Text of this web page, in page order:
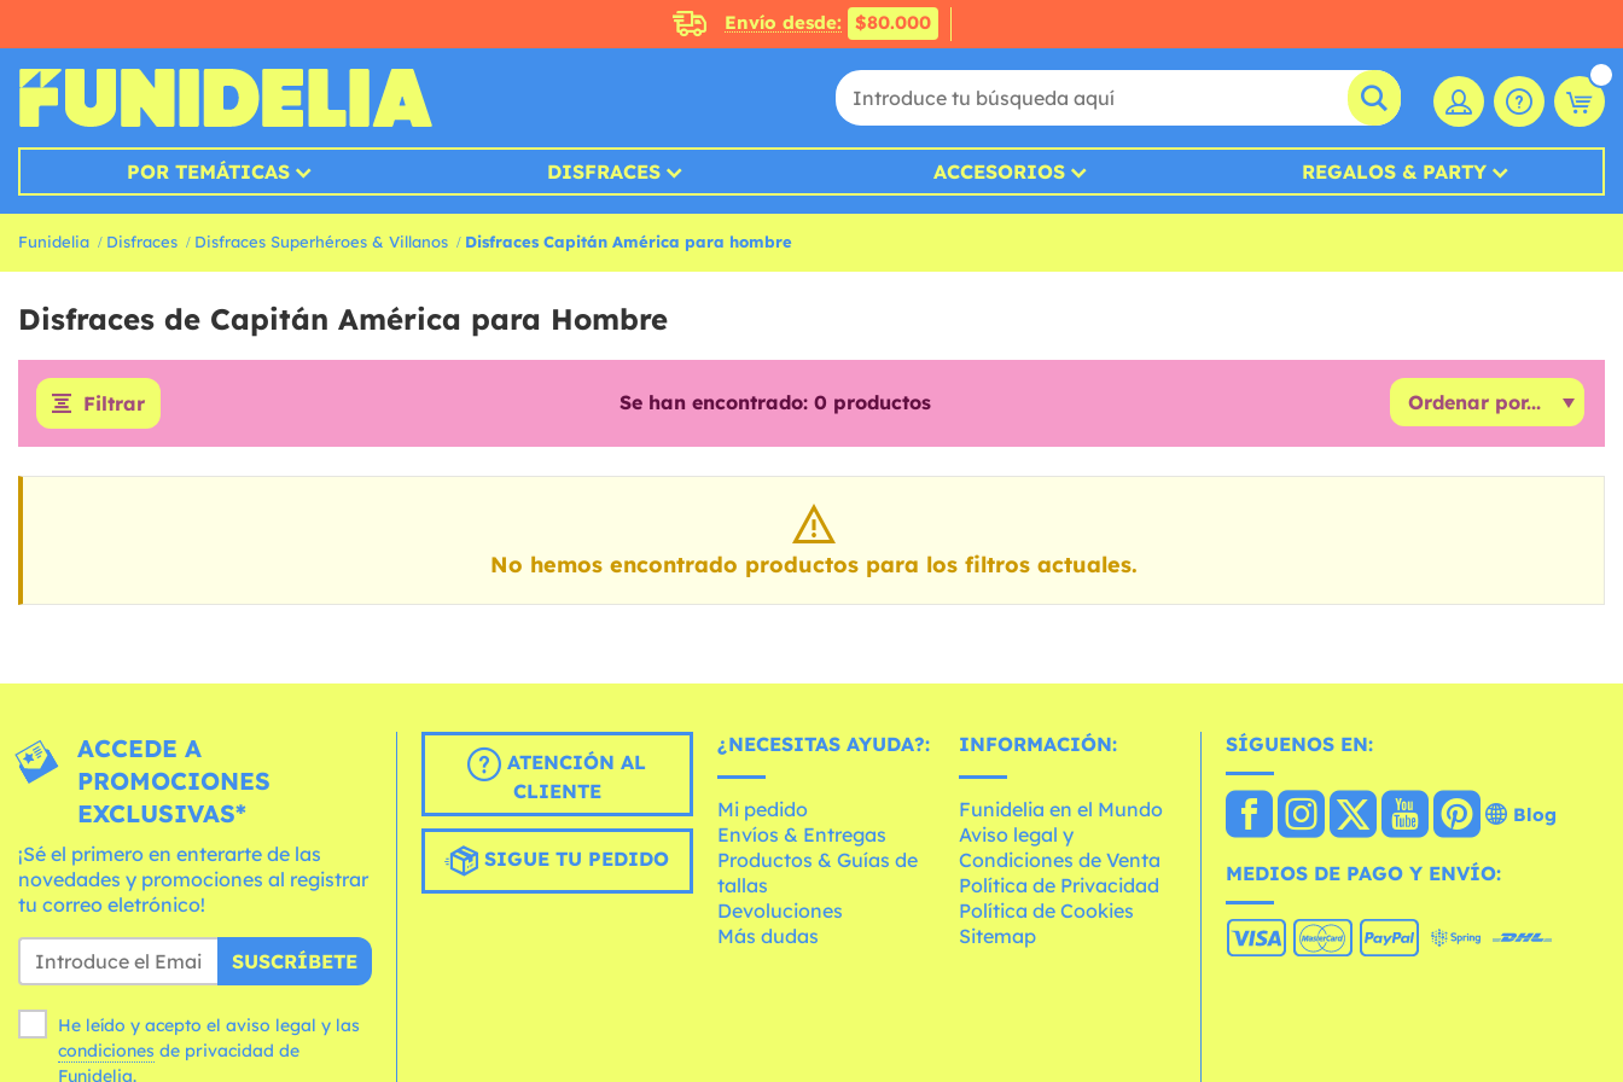
Envío desde: $80.000
POR TEMÁTICAS DISFRACES ACCESORIOS REGALOS & PARTY
Funidelia Disfraces Disfraces Superhéroes & Villanos Disfraces Capitán América para hombre
Disfraces de Capitán América para Hombre
Filtrar Se han encontrado: 0 productos
No hemos encontrado productos para los filtros actuales.
ACCEDE A
PROMOCIONES
EXCLUSIVAS*
¡Sé el primero en enterarte de las
novedades y promociones al registrar
tu correo eletrónico!
SUSCRÍBETE
He leído y acepto el aviso legal y las
condiciones
Funidelia.
ATENCIÓN AL
CLIENTE
SIGUE TU PEDIDO
¿NECESITAS AYUDA?:
Mi pedido
Envíos & Entregas
Productos & Guías de
tallas
Devoluciones
Más dudas
INFORMACIÓN:
Funidelia en el Mundo
Aviso legal y
Condiciones de Venta
Política de Privacidad
Política de Cookies
Sitemap
SÍGUENOS EN:
Blog
MEDIOS DE PAGO Y ENVÍO: